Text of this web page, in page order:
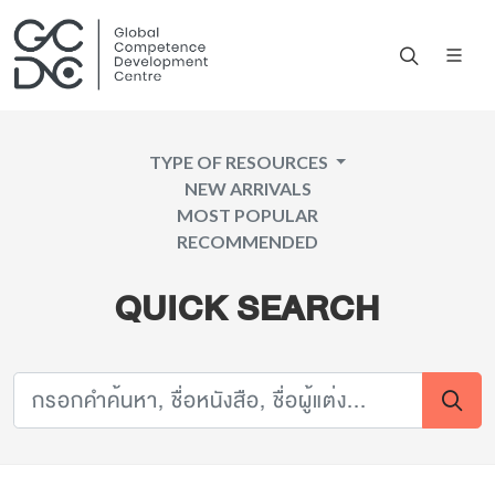
TYPE OF RESOURCES
NEW ARRIVALS
MOST POPULAR
RECOMMENDED
QUICK SEARCH